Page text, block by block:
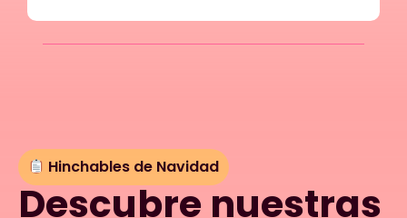
Hinchables de Navidad
Descubre nuestras